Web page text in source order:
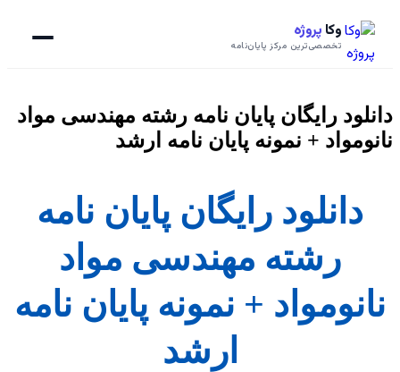
وکا پروژه
تخصصی‌ترین مرکز پایان‌نامه
دانلود رایگان پایان نامه رشته مهندسی مواد
نانومواد + نمونه پایان نامه ارشد
دانلود رایگان پایان نامه
رشته مهندسی مواد
نانومواد + نمونه پایان نامه
ارشد